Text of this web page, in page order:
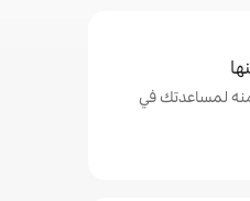
مُتحقق منه لمساعدتك في